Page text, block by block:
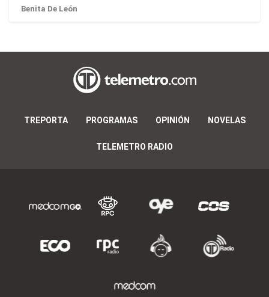
Benita De León
TREPORTA PROGRAMAS OPINIÓN NOVELAS
TELEMETRO RADIO